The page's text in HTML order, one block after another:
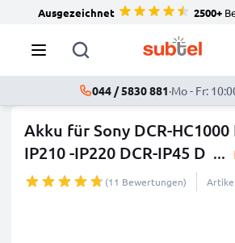
Ausgezeichnet 2500+
044 / 5830 881·Mo - Fr:
Akku für Sony DCR-HC1000
IP210 -IP220 DCR-IP45 D ...
(11 Bewertungen)